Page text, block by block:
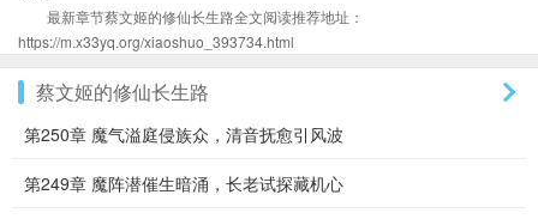
最新章节蔡文姬的修仙长生路全文阅读推荐地址：
https://m.x33yq.org/xiaoshuo_393734.html
蔡文姬的修仙长生路
第250章 魔气溢庭侵族众，清音抚愈引风波
第249章 魔阵潜催生暗涌，长老试探藏机心